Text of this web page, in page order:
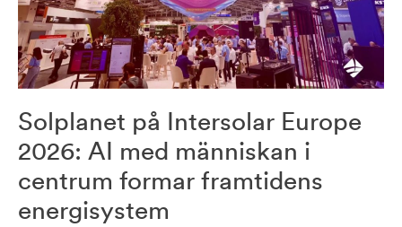
Solplanet på Intersolar Europe
2026: AI med människan i
centrum formar framtidens
energisystem